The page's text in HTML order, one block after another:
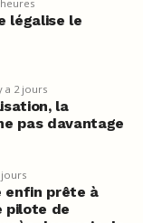
légalise le
a 2 jours
la
pas davantage
jours
enfin prête à
pilote de